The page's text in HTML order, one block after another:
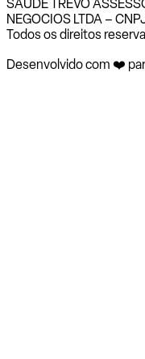
SAUDE TREVO
NEGOCIOS LTDA –
Todos os direitos
Desenvolvido com ❤️